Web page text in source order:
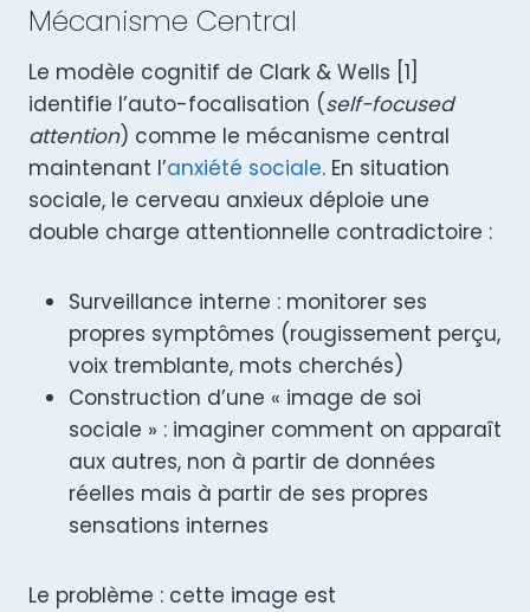
Mécanisme Central
Le modèle cognitif de Clark & Wells [1]
identifie l’auto-focalisation (self-focused
attention) comme le mécanisme central
maintenant l’anxiété sociale. En situation
sociale, le cerveau anxieux déploie une
double charge attentionnelle contradictoire :
Surveillance interne : monitorer ses
propres symptômes (rougissement perçu,
voix tremblante, mots cherchés)
Construction d’une « image de soi
sociale » : imaginer comment on apparaît
aux autres, non à partir de données
réelles mais à partir de ses propres
sensations internes
Le problème : cette image est